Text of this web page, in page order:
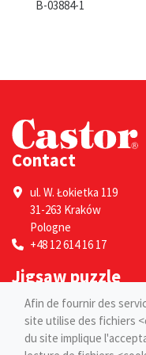
B-03884-1
Contact
ul. W. Łokietka 119
31-263 Kraków
Pologne
+48 12 614 16 17
Jigsaw puzzle
Por adultes
Pour les enfants
Afin de fournir des
site utilise des fichiers
du site implique